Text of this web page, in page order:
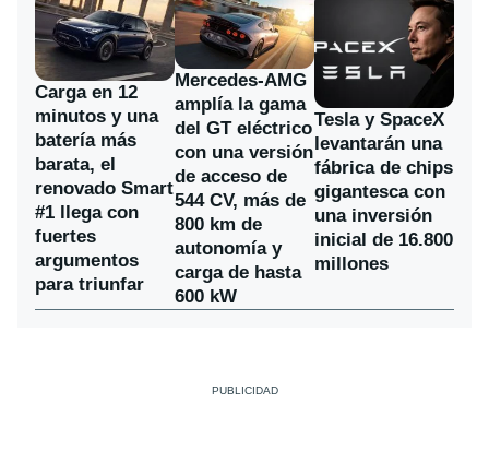
Carga en 12
minutos y una
batería más
barata, el
renovado Smart
#1 llega con
fuertes
argumentos
para triunfar
Mercedes-AMG
amplía la gama
del GT eléctrico
con una versión
de acceso de
544 CV, más de
800 km de
autonomía y
carga de hasta
600 kW
Tesla y SpaceX
levantarán una
fábrica de chips
gigantesca con
una inversión
inicial de 16.800
millones